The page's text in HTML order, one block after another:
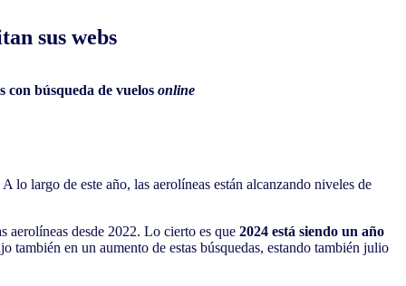
sus webs
con búsqueda de vuelos online
largo de este año, las aerolíneas están alcanzando niveles de
aerolíneas desde 2022. Lo cierto es que 2024 está siendo un año
también en un aumento de estas búsquedas, estando también julio